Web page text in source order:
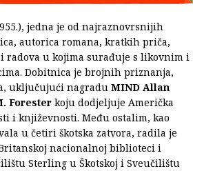
jedna je od najraznovrsnijih
autorica romana, kratkih priča,
radova u kojima surađuje s likovnim i
Dobitnica je brojnih priznanja,
uključujući nagradu MIND Allan
Forester koju dodjeljuje Američka
i književnosti. Među ostalim, kao
u četiri škotska zatvora, radila je
nacionalnoj biblioteci i
Sterling u Škotskoj i Sveučilištu